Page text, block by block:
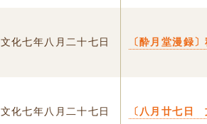
文化七年八月二十七日 〔酔月堂漫録
文化七年八月二十七日 〔八月廿七日